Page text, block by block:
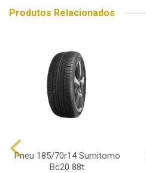
Produtos Relacionados
Pneu 185/70r14 Sumitomo
Bc20 88t